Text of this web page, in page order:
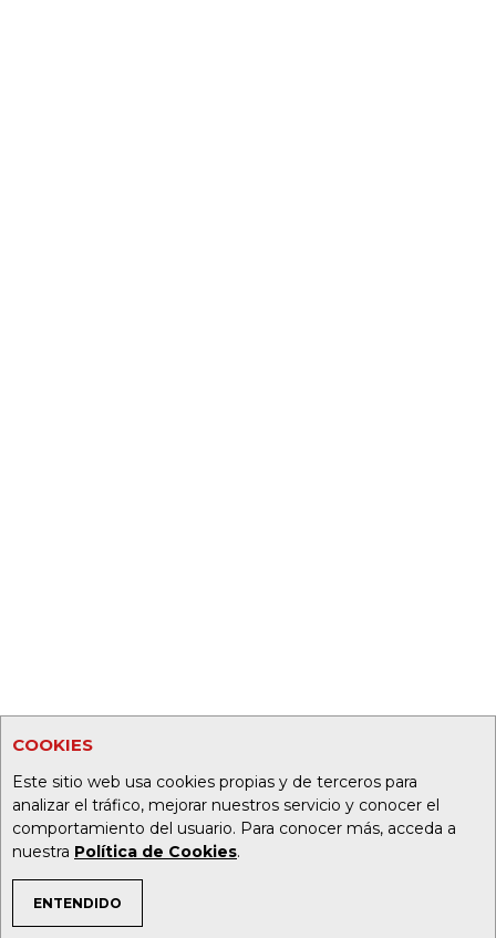
COOKIES
Este sitio web usa cookies propias y de terceros para
analizar el tráfico, mejorar nuestros servicio y conocer el
comportamiento del usuario. Para conocer más, acceda a
nuestra Política de Cookies.
ENTENDIDO
TEMAS DE INTERÉS